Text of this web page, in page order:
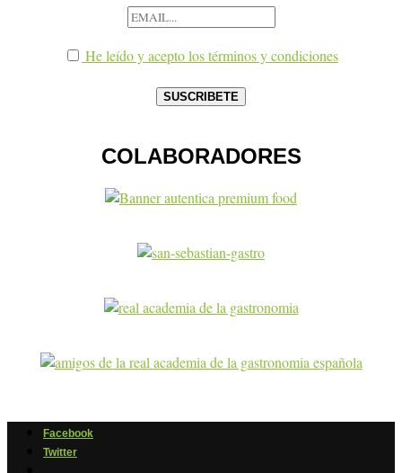
He leído y acepto los términos y condiciones
COLABORADORES
Facebook
Twitter